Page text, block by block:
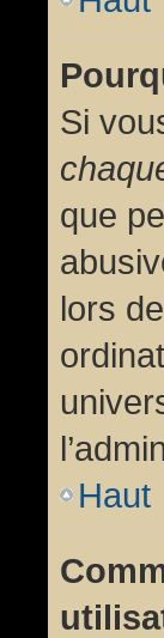
Si
que
lors
Haut